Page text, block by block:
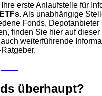
erste Anlaufstelle für
. Als unabhängige
Fonds,
finden Sie hier auf
weiterführende
überhaupt?